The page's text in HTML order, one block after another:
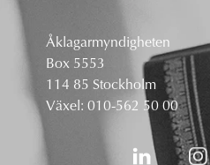
Åklagarmyndigheten
Box 5553
114 85 Stockholm
Växel: 010-562 50 00